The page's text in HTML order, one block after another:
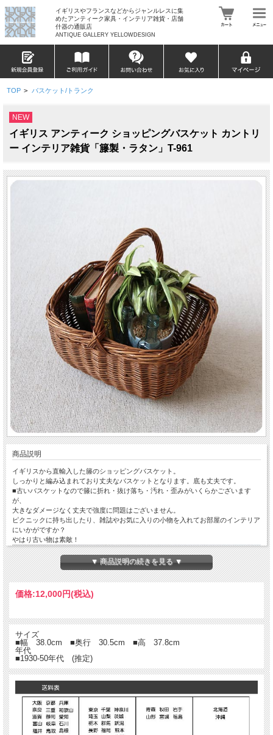
イギリスやフランスなどからジャンルレスに集
めたアンティーク家具・インテリア雑貨・店舗
什器の通販店
ANTIQUE GALLERY YELLOWDESIGN
TOP > バスケット/トランク
NEW
イギリス アンティーク ショッピングバスケット カントリ
ー インテリア雑貨「籐製・ラタン」T-961
商品説明
イギリスから直輸入した籐のショッピングバスケット。
しっかりと編み込まれており丈夫なバスケットとなります。底も丈夫です。
■古いバスケットなので籐に折れ・抜け落ち・汚れ・歪みがいくらかございます
が、
大きなダメージなく丈夫で強度に問題はございません。
ピクニックに持ち出したり、雑誌やお気に入りの小物を入れてお部屋のインテリア
にいかがですか？
やはり古い物は素敵！
▼ 商品説明の続きを見る ▼
価格:12,000円(税込)
サイズ
■幅 38.0cm ■奥行 30.5cm ■高 37.8cm
年代
■1930-50年代 (推定)